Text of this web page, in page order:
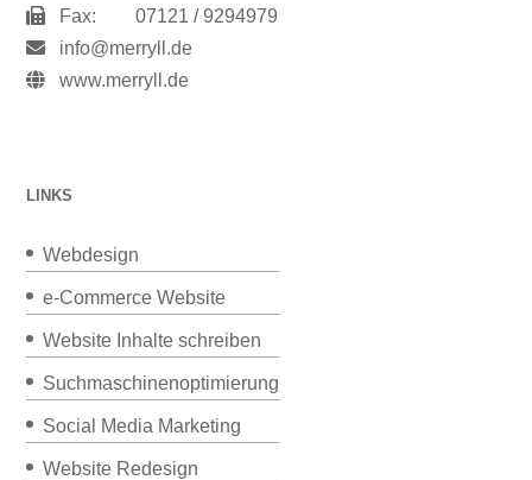
Fax:
07121 / 9294979
info@merryll.de
www.merryll.de
LINKS
Webdesign
e-Commerce Website
Website Inhalte schreiben
Suchmaschinenoptimierung
Social Media Marketing
Website Redesign